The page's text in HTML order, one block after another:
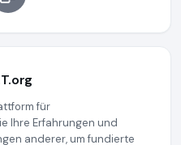
für
Ihre Erfahrungen und
anderer, um fundierte